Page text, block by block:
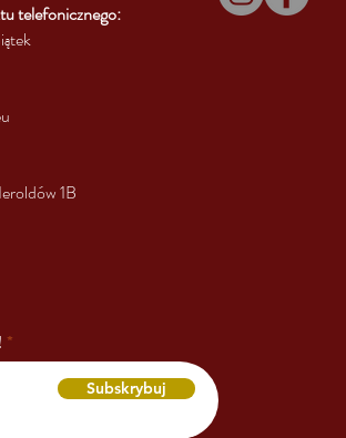
telefonicznego:
1B
Subskrybuj